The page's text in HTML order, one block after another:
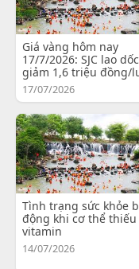
Giá vàng hôm nay
17/7/2026: SJC lao
giảm 1,6 triệu đồng/
17/07/2026
Tình trạng sức khỏe
động khi cơ thể thiếu
vitamin
14/07/2026